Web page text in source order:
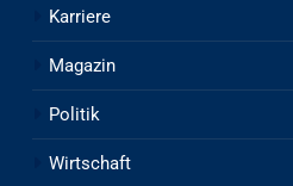
Karriere
Magazin
Politik
Wirtschaft